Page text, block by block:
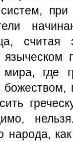
мира, где
народа,